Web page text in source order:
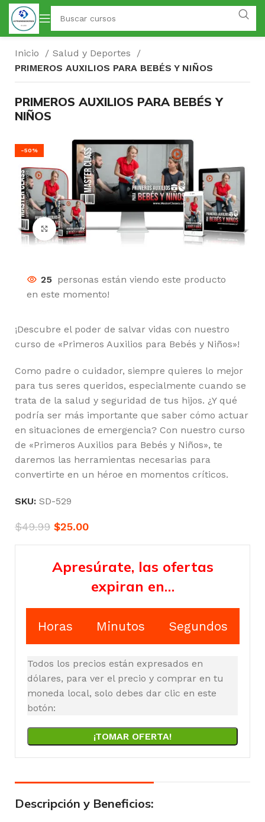
Inicio
Salud y Deportes
PRIMEROS AUXILIOS PARA BEBÉS Y NIÑOS
PRIMEROS AUXILIOS PARA BEBÉS Y
NIÑOS
-50%
Click para agrandar
25 personas están viendo este producto
en este momento!
¡Descubre el poder de salvar vidas con nuestro
curso de «Primeros Auxilios para Bebés y Niños»!
Como padre o cuidador, siempre quieres lo mejor
para tus seres queridos, especialmente cuando se
trata de la salud y seguridad de tus hijos. ¿Y qué
podría ser más importante que saber cómo actuar
en situaciones de emergencia? Con nuestro curso
de «Primeros Auxilios para Bebés y Niños», te
daremos las herramientas necesarias para
convertirte en un héroe en momentos críticos.
SKU: SD-529
$49.99 $25.00
Apresúrate, las ofertas
expiran en…
Horas Minutos Segundos
Todos los precios están expresados en
dólares, para ver el precio y comprar en tu
moneda local, solo debes dar clic en este
botón:
¡TOMAR OFERTA!
Descripción y Beneficios: